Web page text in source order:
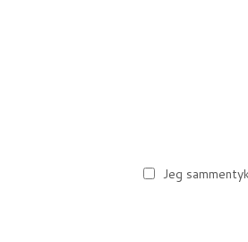
Jeg